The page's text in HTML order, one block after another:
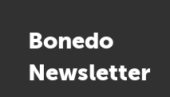
Arturia
the t.bone
Bonedo
Newsletter